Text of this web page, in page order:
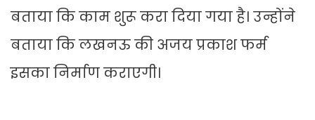
बताया कि काम शुरू करा दिया गया है। उन्होंने
बताया कि लखनऊ की अजय प्रकाश फर्म
इसका निर्माण कराएगी।